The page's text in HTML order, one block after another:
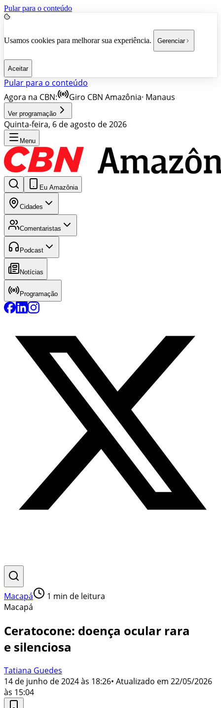
Pular para o conteúdo
Usamos cookies para melhorar sua experiência. Gerenciar
Aceitar
Pular para o conteúdo
Agora na CBN:
Giro CBN Amazônia· Manaus
Ver programação
Quinta-feira, 6 de agosto de 2026
Menu
Eu Amazônia
Cidades
Comentaristas
Podcast
Notícias
Programação
Macapá 1 min de leitura
Macapá
Ceratocone: doença ocular rara
e silenciosa
Tatiana Guedes
14 de junho de 2024 às 18:26• Atualizado em 22/05/2026
às 15:04